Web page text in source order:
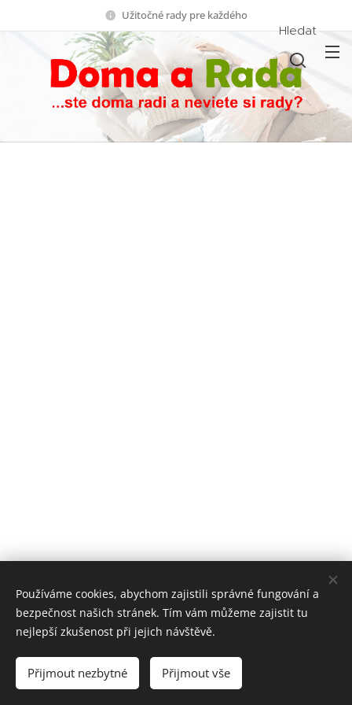
Užitočné rady pre každého
Hledat
redakcia Doma a Rada
Vytvořeno službouWebnode
Jazyky
Čeština
Slovenčina
Používáme cookies, abychom zajistili správné fungování a
bezpečnost našich stránek. Tím vám můžeme zajistit tu
nejlepší zkušenost při jejich návštěvě.
Přijmout nezbytné Přijmout vše